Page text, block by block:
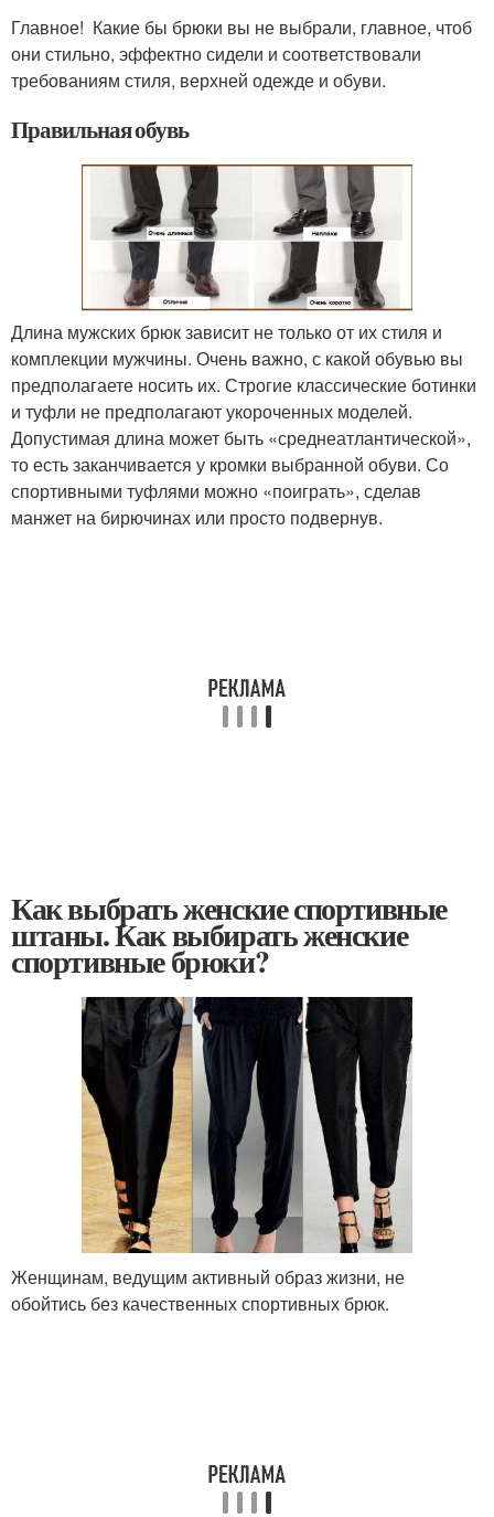
Главное! Какие бы брюки вы не выбрали, главное, чтоб
они стильно, эффектно сидели и соответствовали
требованиям стиля, верхней одежде и обуви.
Правильная обувь
Длина мужских брюк зависит не только от их стиля и
комплекции мужчины. Очень важно, с какой обувью вы
предполагаете носить их. Строгие классические ботинки
и туфли не предполагают укороченных моделей.
Допустимая длина может быть «среднеатлантической»,
то есть заканчивается у кромки выбранной обуви. Со
спортивными туфлями можно «поиграть», сделав
манжет на бирючинах или просто подвернув.
Как выбрать женские спортивные
штаны. Как выбирать женские
спортивные брюки?
Женщинам, ведущим активный образ жизни, не
обойтись без качественных спортивных брюк.